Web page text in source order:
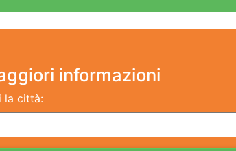
informazioni
la città: